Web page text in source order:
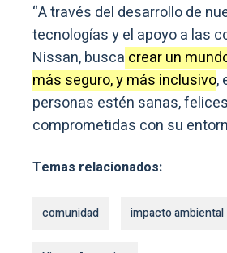
“A través del desarrollo de
tecnologías y el apoyo a las
Nissan, busca crear un
más seguro, y más inclusivo,
personas estén sanas,
comprometidas con su
Temas relacionados:
comunidad impacto ambiental